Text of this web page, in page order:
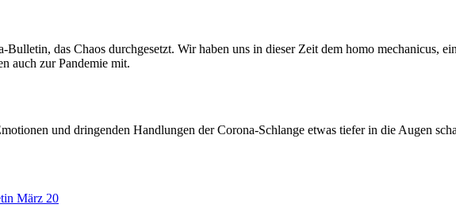
das Chaos durchgesetzt. Wir haben uns in dieser Zeit dem homo mechanicus,
auch zur Pandemie mit.
und dringenden Handlungen der Corona-Schlange etwas tiefer in die Augen
März 20